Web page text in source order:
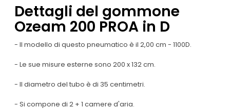
Dettagli del gommone
Ozeam 200 PROA in D
- Il modello di questo pneumatico è il 2,00 cm - 1100D.
- Le sue misure esterne sono 200 x 132 cm.
- Il diametro del tubo è di 35 centimetri.
- Si compone di 2 + 1 camere d'aria.